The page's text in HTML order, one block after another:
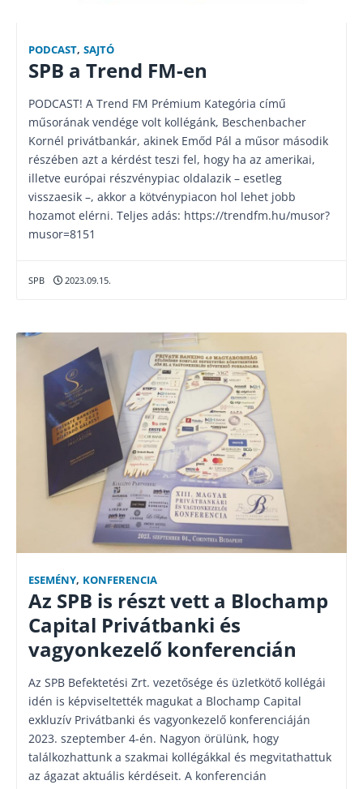
PODCAST, SAJTÓ
SPB a Trend FM-en
PODCAST! A Trend FM Prémium Kategória című
műsorának vendége volt kollégánk, Beschenbacher
Kornél privátbankár, akinek Emőd Pál a műsor második
részében azt a kérdést teszi fel, hogy ha az amerikai,
illetve európai részvénypiac oldalazik – esetleg
visszaesik –, akkor a kötvénypiacon hol lehet jobb
hozamot elérni. Teljes adás: https://trendfm.hu/musor?
musor=8151
SPB 2023.09.15.
ESEMÉNY, KONFERENCIA
Az SPB is részt vett a Blochamp
Capital Privátbanki és
vagyonkezelő konferencián
Az SPB Befektetési Zrt. vezetősége és üzletkötő kollégái
idén is képviseltették magukat a Blochamp Capital
exkluzív Privátbanki és vagyonkezelő konferenciáján
2023. szeptember 4-én. Nagyon örülünk, hogy
találkozhattunk a szakmai kollégákkal és megvitathattuk
az ágazat aktuális kérdéseit. A konferencián